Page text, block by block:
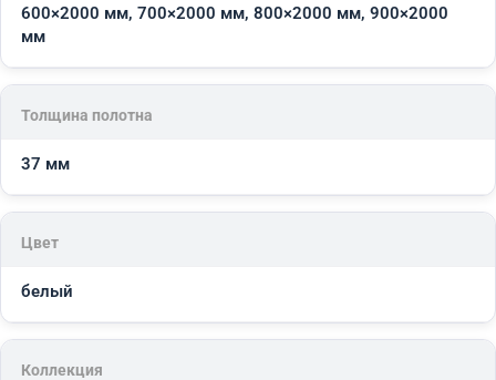
600×2000 мм, 700×2000 мм, 800×2000 мм, 900×2000
мм
Толщина полотна
37 мм
Цвет
белый
Коллекция